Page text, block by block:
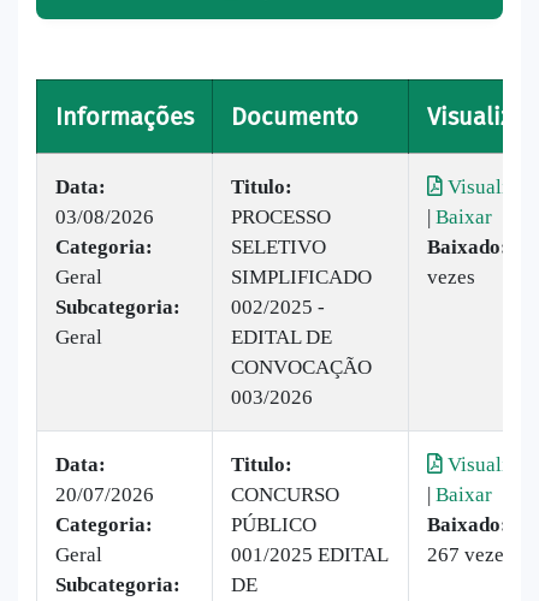
Informações Documento Visualizar
Data:
03/08/2026
Categoria:
Geral
Subcategoria:
Geral
Titulo:
PROCESSO
SELETIVO
SIMPLIFICADO
002/2025 -
EDITAL DE
CONVOCAÇÃO
003/2026
Visualizar
| Baixar
Baixado:
vezes
Data:
20/07/2026
Categoria:
Geral
Subcategoria:
Titulo:
CONCURSO
PÚBLICO
001/2025 EDITAL
DE
Visualizar
| Baixar
Baixado:
267 vezes